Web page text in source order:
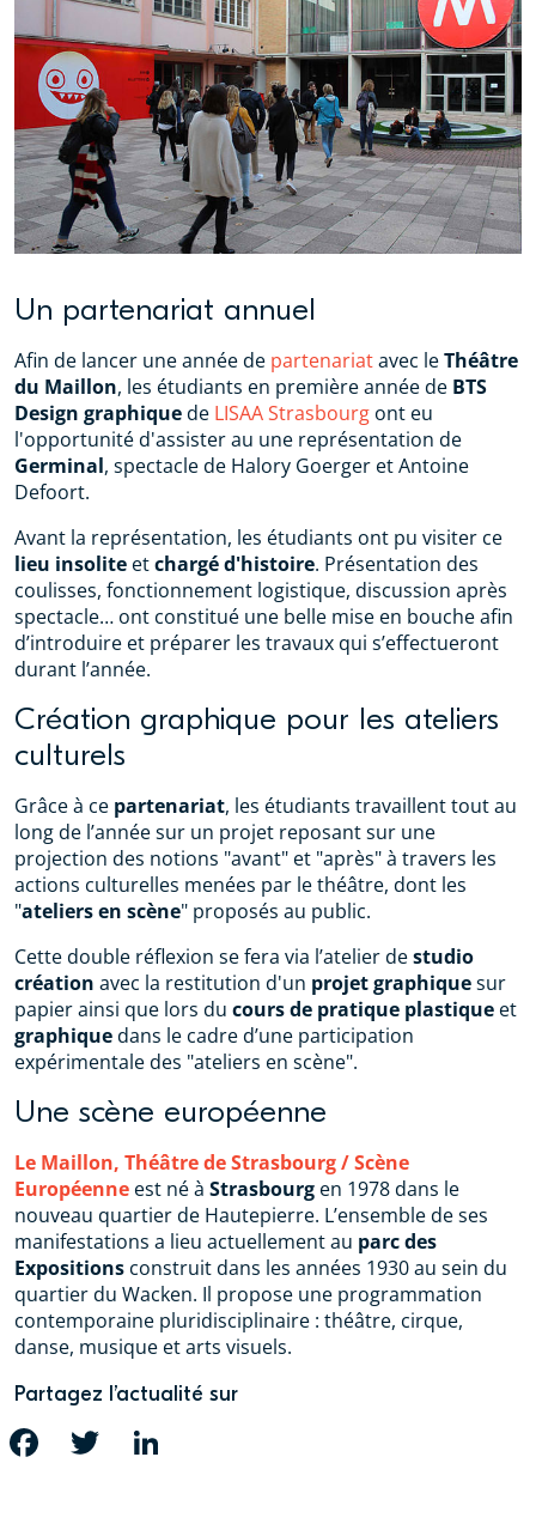
Un partenariat annuel
Afin de lancer une année de partenariatavec leThéâtre
du Maillon, les étudiants en première année de BTS
Design graphiquede LISAA Strasbourg ont eu
l'opportunité d'assister au une représentation de
Germinal, spectacle de Halory Goerger et Antoine
Defoort.
Avant la représentation, les étudiants ont pu visiter ce
lieu insolite etchargé d'histoire. Présentation des
coulisses, fonctionnement logistique, discussion après
spectacle… ont constitué une belle mise en bouche afin
d’introduire et préparer les travaux qui s’effectueront
durant l’année.
Création graphique pour les ateliers
culturels
Grâce à ce partenariat, les étudiants travaillent tout au
long de l’année sur un projet reposant sur une
projection des notions "avant" et "après" à travers les
actions culturelles menées par le théâtre, dont les
"ateliers en scène" proposés au public.
Cette double réflexion se fera via l’atelier destudio
création avec la restitution d'un projet graphiquesur
papier ainsi que lors du cours de pratique plastique et
graphiquedans le cadre d’une participation
expérimentale des "ateliers en scène".
Une scène européenne
Le Maillon, Théâtre de Strasbourg / Scène
Européenne est né à Strasbourg en 1978 dans le
nouveau quartier de Hautepierre. L’ensemble de ses
manifestations a lieu actuellement au parc des
Expositions construit dans les années 1930 au sein du
quartier du Wacken. Il propose une programmation
contemporaine pluridisciplinaire : théâtre, cirque,
danse, musique et arts visuels.
Partagez l’actualité sur
FACEBOOK TWITTER